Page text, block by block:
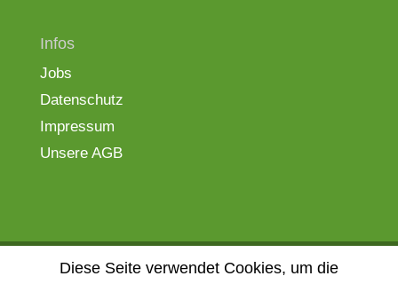
Infos
Jobs
Datenschutz
Impressum
Unsere AGB
Bauelemente Spreewald - Aus der Region. Für
Diese Seite verwendet Cookies, um die